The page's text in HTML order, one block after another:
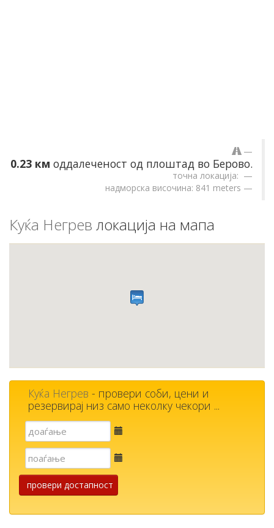
0.23 км оддалеченост од плоштад во Берово.
точна локација:
надморска височина: 841 meters
Куќа Негрев локација на мапа
Куќа Негрев - провери соби, цени и
резервирај низ само неколку чекори ...
Е-
пошта
Е-
пошта
провери достапност